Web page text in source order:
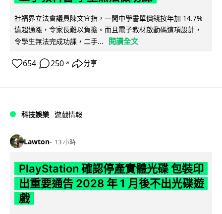
社福界立法會議員陳文宜指，一間中學書單價錢按年加 14.7%
遠超通漲，令家長難以負擔。而且電子教材啟動碼這項設計，
令學生無法完成功課，二手...
閱讀全文
654 250 ↗ 分享
科技娛樂 遊戲情報
Lawton 13 小時
PlayStation 確認停產實體光碟 包裝印
出重要通告 2028 年 1 月後不出光碟遊
戲